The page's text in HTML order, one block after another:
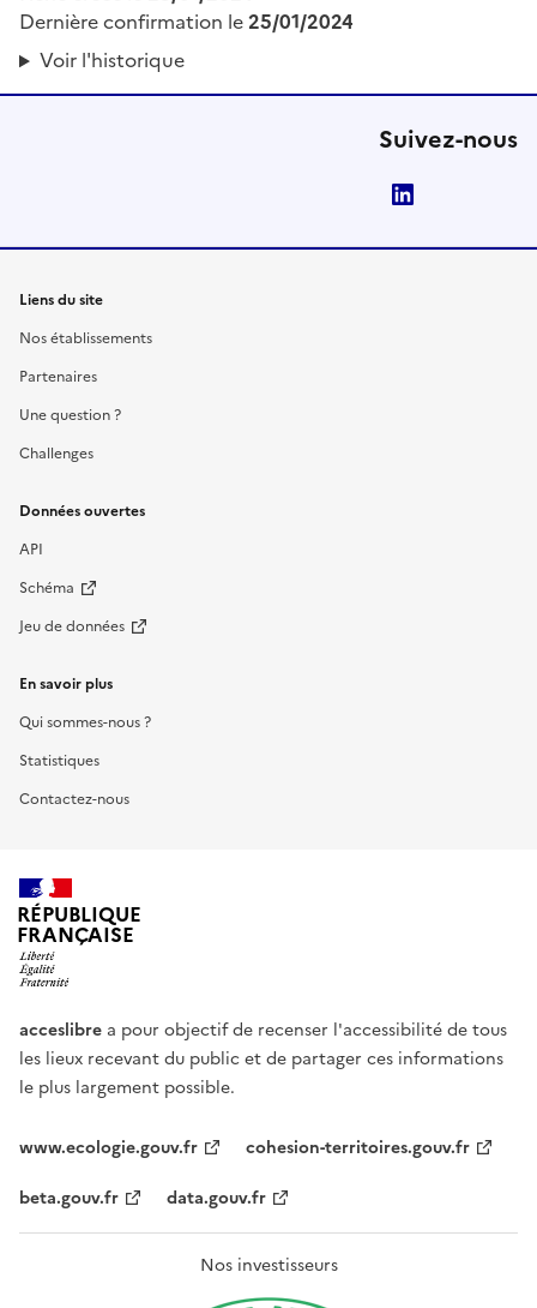
Dernière confirmation le25/01/2024
Voir l'historique
Suivez-nous
Liens du site
Nos établissements
Partenaires
Une question ?
Challenges
Données ouvertes
API
Schéma
Jeu de données
En savoir plus
Qui sommes-nous ?
Statistiques
Contactez-nous
RÉPUBLIQUE
FRANÇAISE
acceslibre a pour objectif de recenser l'accessibilité de tous
les lieux recevant du public et de partager ces informations
le plus largement possible.
www.ecologie.gouv.fr
cohesion-territoires.gouv.fr
beta.gouv.fr
data.gouv.fr
Nos investisseurs